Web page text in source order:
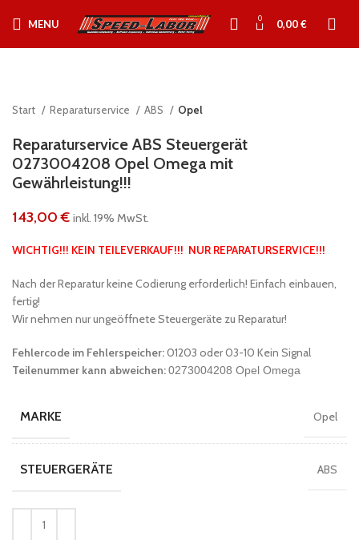
MENU 0 0,00€
Start Reparaturservice ABS Opel
Reparaturservice ABS Steuergerät
0273004208 Opel Omega mit
Gewährleistung!!!
143,00€ inkl. 19% MwSt.
WICHTIG!!! KEIN TEILEVERKAUF!!! NUR REPARATURSERVICE!!!
Nach der Reparatur keine Codierung erforderlich! Einfach einbauen,
fertig!
Wir nehmen nur ungeöffnete Steuergeräte zu Reparatur!
Fehlercode im Fehlerspeicher:01203 oder 03-10 Kein Signal
Teilenummer kann abweichen:0273004208 Opel Omega
MARKE Opel
STEUERGERÄTE ABS